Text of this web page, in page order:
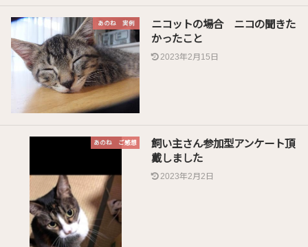
あのね 実例
ニコットの場合 ニコの聞きた
かったこと
2023年2月15日
あのね ご感想
飼い主さん参加型アンケート頂
戴しました
2023年2月2日